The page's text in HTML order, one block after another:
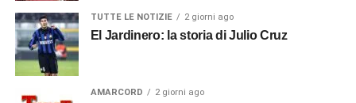
TUTTE LE NOTIZIE 2 giorni ago
El Jardinero: la storia di Julio Cruz
AMARCORD 2 giorni ago